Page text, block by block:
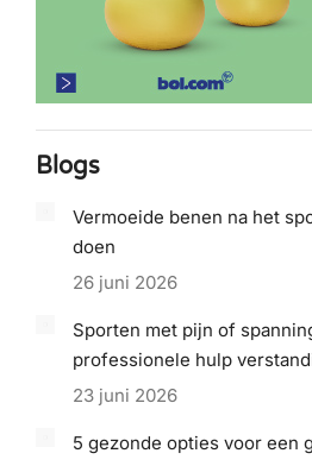
Blogs
Vermoeide benen na het
doen
26 juni 2026
Sporten met pijn of
professionele hulp
23 juni 2026
5 gezonde opties voor een